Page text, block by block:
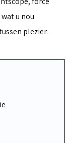
u nou
plezier.